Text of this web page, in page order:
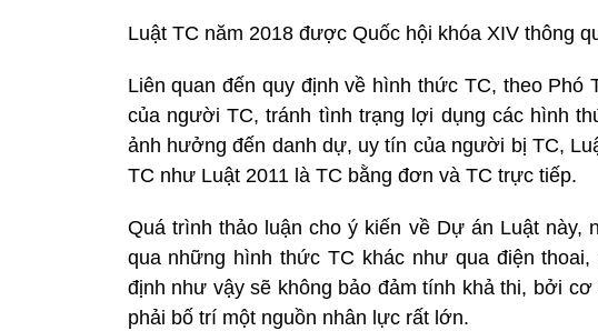
Luật TC năm 2018 được Quốc hội khóa XIV thông
Liên quan đến quy định về hình thức TC, theo Phó
của người TC, tránh tình trạng lợi dụng các hình
ảnh hưởng đến danh dự, uy tín của người bị TC,
TC như Luật 2011 là TC bằng đơn và TC trực tiếp.
Quá trình thảo luận cho ý kiến về Dự án Luật này,
qua những hình thức TC khác như qua điện
định như vậy sẽ không bảo đảm tính khả thi, bởi
phải bố trí một nguồn nhân lực rất lớn.